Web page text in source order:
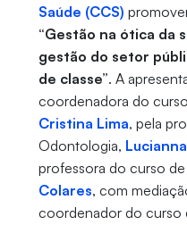
Saúde (CCS)
“Gestão na ótica da
gestão do setor
de classe”. A
coordenadora do
Cristina Lima, pela
Odontologia,
professora do curso
Colares, com
coordenador do curso